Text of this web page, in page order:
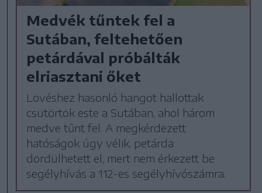
Medvék tűntek fel a
Sutában, feltehetően
petárdával próbálták
elriasztani őket
Lövéshez hasonló hangot hallottak
csütörtök este a Sutában, ahol három
medve tűnt fel. A megkérdezett
hatóságok úgy vélik, petárda
dördülhetett el, mert nem érkezett be
segélyhívás a 112-es segélyhívószámra.